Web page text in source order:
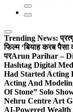
Trending News:
फिल्म ‘बियाह करब पैसा
परArun Parihar –
Hashtag Digital
Had Started Acting
Acting And
Of Stone” Solo
Nehru Centre Art
AI-Powered